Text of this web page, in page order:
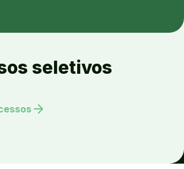
seletivos
arrow_forward